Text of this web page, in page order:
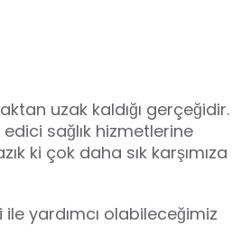
uzak kaldığı gerçeğidir.
sağlık hizmetlerine
ki çok daha sık karşımıza
yardımcı olabileceğimiz